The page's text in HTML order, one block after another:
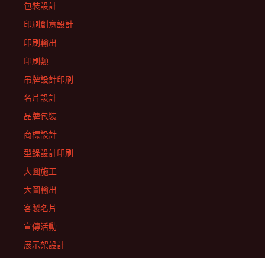
包裝設計
印刷創意設計
印刷輸出
印刷類
吊牌設計印刷
名片設計
品牌包裝
商標設計
型錄設計印刷
大圖施工
大圖輸出
客製名片
宣傳活動
展示架設計